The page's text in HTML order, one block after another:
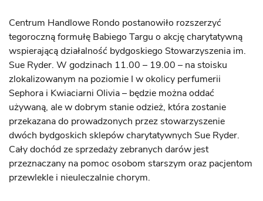
Centrum Handlowe Rondo postanowiło rozszerzyć
tegoroczną formułę Babiego Targu o akcję charytatywną
wspierającą działalność bydgoskiego Stowarzyszenia im.
Sue Ryder. W godzinach 11.00 – 19.00 – na stoisku
zlokalizowanym na poziomie I w okolicy perfumerii
Sephora i Kwiaciarni Olivia – będzie można oddać
używaną, ale w dobrym stanie odzież, która zostanie
przekazana do prowadzonych przez stowarzyszenie
dwóch bydgoskich sklepów charytatywnych Sue Ryder.
Cały dochód ze sprzedaży zebranych darów jest
przeznaczany na pomoc osobom starszym oraz pacjentom
przewlekle i nieuleczalnie chorym.